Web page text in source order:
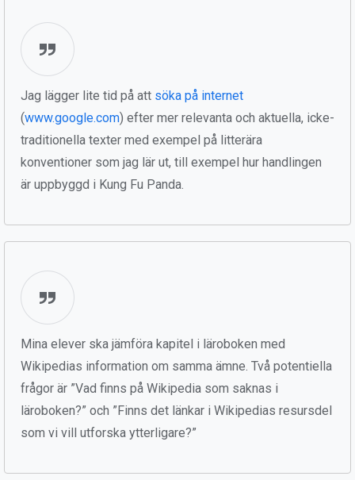
Jag lägger lite tid på att söka på internet
(www.google.com) efter mer relevanta och aktuella, icke-
traditionella texter med exempel på litterära
konventioner som jag lär ut, till exempel hur handlingen
är uppbyggd i Kung Fu Panda.
Mina elever ska jämföra kapitel i läroboken med
Wikipedias information om samma ämne. Två potentiella
frågor är ”Vad finns på Wikipedia som saknas i
läroboken?” och ”Finns det länkar i Wikipedias resursdel
som vi vill utforska ytterligare?”